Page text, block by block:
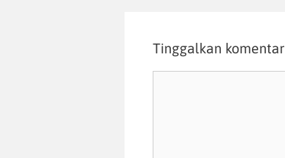
Tinggalkan komentar